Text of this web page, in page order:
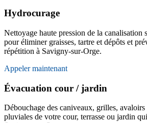
Hydrocurage
Nettoyage haute pression de la canalisation
pour éliminer graisses, tartre et dépôts et
répétition à Savigny-sur-Orge.
Appeler maintenant
Évacuation cour / jardin
Débouchage des caniveaux, grilles,
pluviales de votre cour, terrasse ou jardin